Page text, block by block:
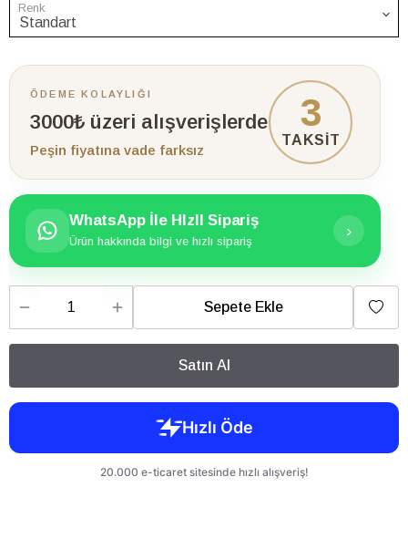
Renk
ÖDEME KOLAYLIĞI
3000₺ üzeri alışverişlerde
Peşin fiyatına vade farksız
3
TAKSİT
WhatsApp İle HIzlI Sipariş
Ürün hakkında bilgi ve hızlı sipariş
›
Sepete Ekle
Satın Al